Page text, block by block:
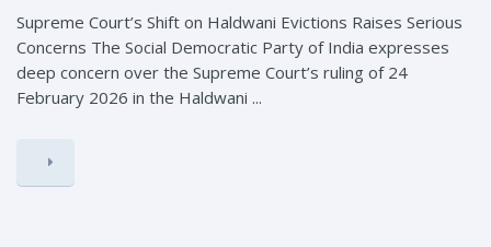
Supreme Court’s Shift on Haldwani Evictions Raises Serious
Concerns The Social Democratic Party of India expresses
deep concern over the Supreme Court’s ruling of 24
February 2026 in the Haldwani ...